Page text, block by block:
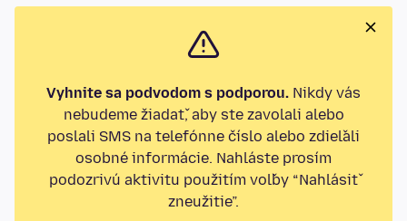
Vyhnite sa podvodom s podporou. Nikdy vás
nebudeme žiadať, aby ste zavolali alebo
poslali SMS na telefónne číslo alebo zdieľali
osobné informácie. Nahláste prosím
podozrivú aktivitu použitím voľby “Nahlásiť
zneužitie”.